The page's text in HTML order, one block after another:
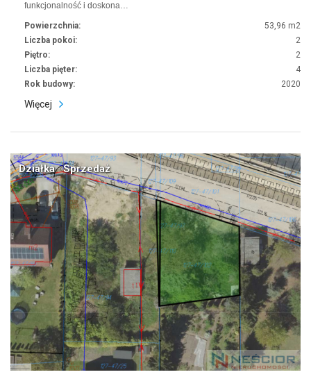
funkcjonalność i doskona…
Powierzchnia:
53,96 m2
Liczba pokoi:
2
Piętro:
2
Liczba pięter:
4
Rok budowy:
2020
Więcej
Działka · Sprzedaż